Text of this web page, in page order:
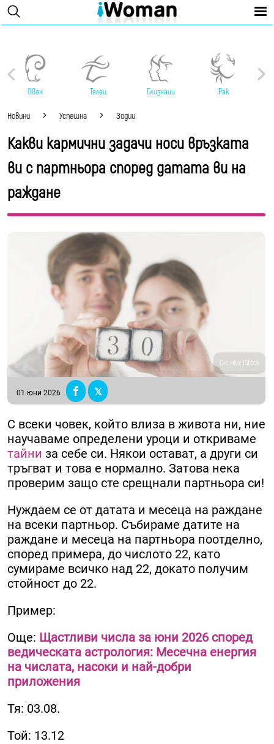
Овен Телец Близнаци Рак
Новини Успешна Зодии
Какви кармични задачи носи връзката
ви с партньора според датата ви на
раждане
Снимка: IStock
01 юни 2026
С всеки човек, който влиза в живота ни, ние
научаваме определени уроци и откриваме
тайни за себе си. Някои остават, а други си
тръгват и това е нормално. Затова нека
проверим защо сте срещнали партньора си!
Нуждаем се от датата и месеца на раждане
на всеки партньор. Събираме датите на
раждане и месеца на партньора поотделно,
според примера, до числото 22, като
сумираме всичко над 22, докато получим
стойност до 22.
Пример:
Още: Щастливи числа за юни 2026 според
ведическата астрология: Месечна енергия
на числата, насоки и най-добри
приложения
Тя: 03.08.
Той: 13.12